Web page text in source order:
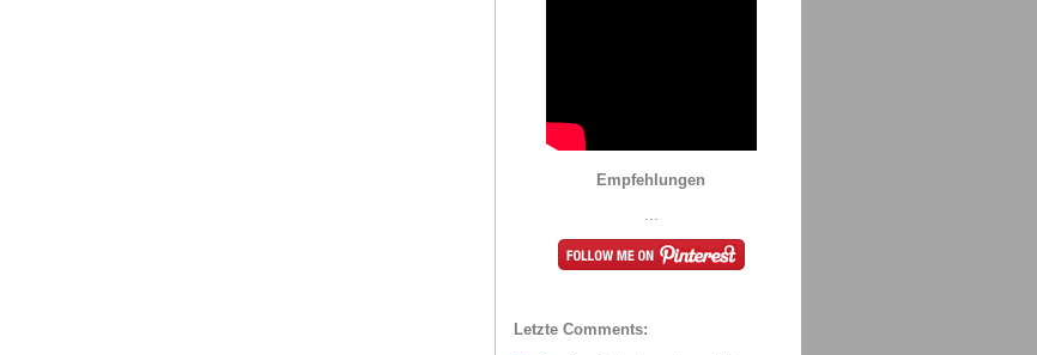
Empfehlungen
Letzte Comments: